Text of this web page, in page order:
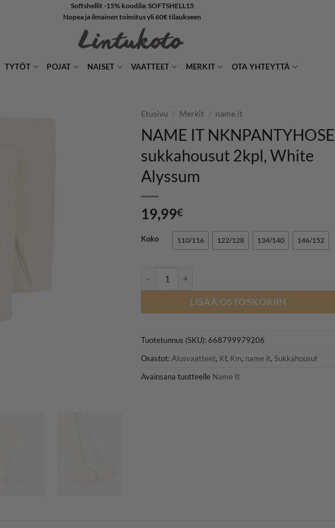
Softshellit -15% koodila: SOFTSHELL15
Nopea ja ilmainen toimitus yli 60€ tilaukseen
TYTÖT POJAT NAISET VAATTEET MERKIT OTA YHTEYTTÄ
Etusivu / Merkit / name it
NAME IT NKNPANTYHOSE
sukkahousut 2kpl, White
Alyssum
19,99€
Koko 110/116 122/128 134/140 146/152
LISÄÄ OSTOSKORIIN
Tuotetunnus (SKU):668799979206
Osastot:Alusvaatteet, Kf, Km, name it, Sukkahousut
Avainsana tuotteelle Name It